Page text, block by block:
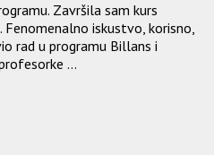
Završila sam kurs
iskustvo, korisno,
rad u programu Billans i
...